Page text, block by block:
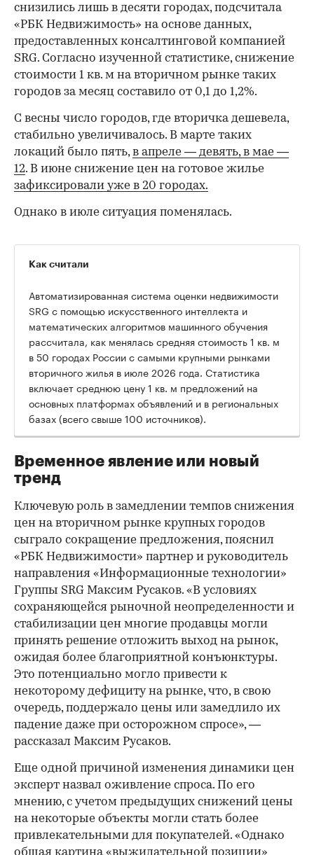
снизились лишь в десяти городах, подсчитала
«РБК Недвижимость» на основе данных,
предоставленных консалтинговой компанией
SRG. Согласно изученной статистике, снижение
стоимости 1 кв. м на вторичном рынке таких
городов за месяц составило от 0,1 до 1,2%.
С весны число городов, где вторичка дешевела,
стабильно увеличивалось. В марте таких
локаций было пять,в апреле — девять,в мае —
12. В июне снижение цен на готовое жилье
зафиксировали уже в 20 городах.
Однако в июле ситуация поменялась.
00:00 / 00:00
Как считали
Автоматизированная система оценки недвижимости
SRG с помощью искусственного интеллекта и
математических алгоритмов машинного обучения
рассчитала, как менялась средняя стоимость 1 кв. м
в 50 городах России с самыми крупными рынками
вторичного жилья в июле 2026 года. Статистика
включает среднюю цену 1 кв. м предложений на
основных платформах объявлений и в региональных
базах (всего свыше 100 источников).
Временное явление или новый
тренд
Ключевую роль в замедлении темпов снижения
цен на вторичном рынке крупных городов
сыграло сокращение предложения, пояснил
«РБК Недвижимости» партнер и руководитель
направления «Информационные технологии»
Группы SRG Максим Русаков. «В условиях
сохраняющейся рыночной неопределенности и
стабилизации цен многие продавцы могли
принять решение отложить выход на рынок,
ожидая более благоприятной конъюнктуры.
Это потенциально могло привести к
некоторому дефициту на рынке, что, в свою
очередь, поддержало цены или замедлило их
падение даже при осторожном спросе», —
рассказал Максим Русаков.
Еще одной причиной изменения динамики цен
эксперт назвал оживление спроса. По его
мнению, с учетом предыдущих снижений цены
на некоторые объекты могли стать более
привлекательными для покупателей. «Однако
общая картина «выжидательной позиции»